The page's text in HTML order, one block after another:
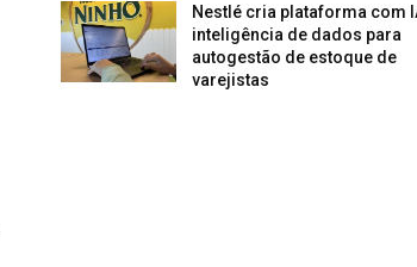
Nestlé cria plataforma com
inteligência de dados para
autogestão de estoque de
varejistas